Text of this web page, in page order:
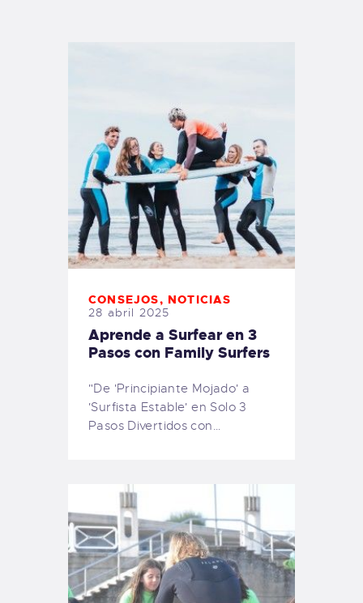
CONSEJOS, NOTICIAS
28 abril 2025
Aprende a Surfear en 3
Pasos con Family Surfers
"De 'Principiante Mojado' a
'Surfista Estable' en Solo 3
Pasos Divertidos con…